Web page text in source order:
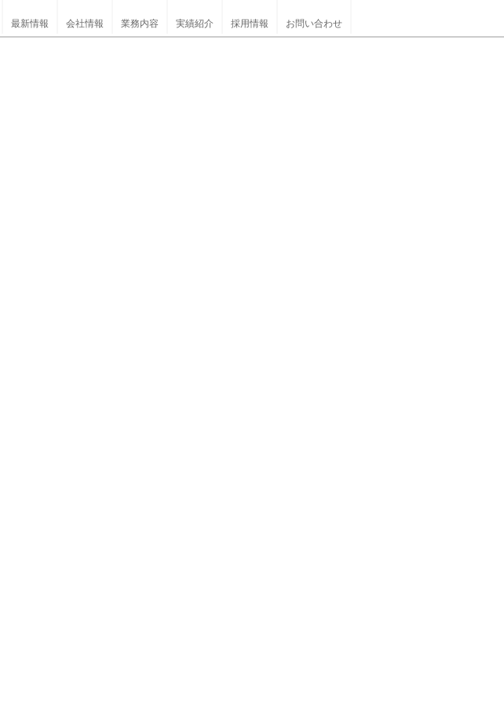
最新情報 会社情報 業務内容 実績紹介 採用情報 お問い合わせ